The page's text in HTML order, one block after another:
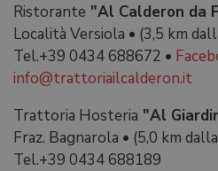
Ristorante "Al Calderon da
Località Versiola • (3,5 km
Tel.+39 0434 688672 •
info@trattoriailcalderon.it
Trattoria Hosteria "Al
Fraz. Bagnarola • (5,0 km
Tel.+39 0434 688189